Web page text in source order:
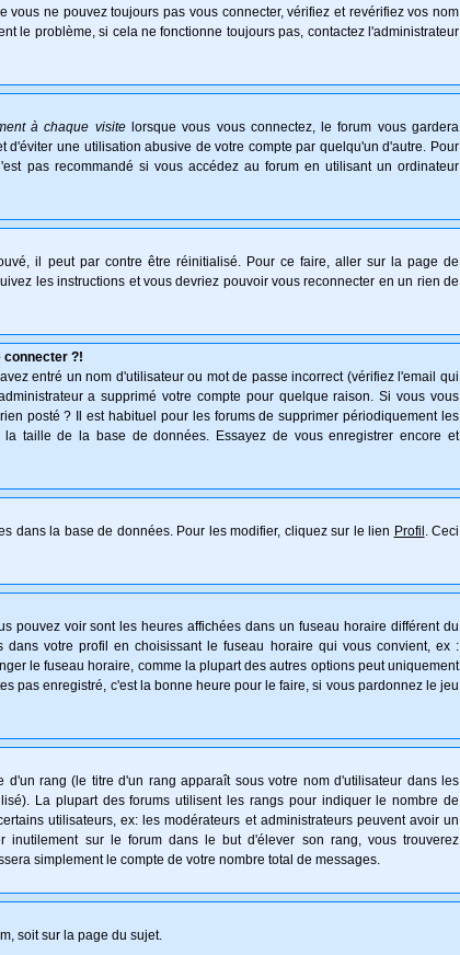
ne pouvez toujours pas vous connecter, vérifiez et revérifiez vos nom
le problème, si cela ne fonctionne toujours pas, contactez l'administrateur
à chaque visitelorsque vous vous connectez, le forum vous gardera
une utilisation abusive de votre compte par quelqu'un d'autre. Pour
pas recommandé si vous accédez au forum en utilisant un ordinateur
il peut par contre être réinitialisé. Pour ce faire, aller sur la page de
les instructions et vous devriez pouvoir vous reconnecter en un rien de
connecter ?!
entré un nom d'utilisateur ou mot de passe incorrect (vérifiez l'email qui
a supprimé votre compte pour quelque raison. Si vous vous
posté ? Il est habituel pour les forums de supprimer périodiquement les
taille de la base de données. Essayez de vous enregistrer encore et
dans la base de données. Pour les modifier, cliquez sur le lien Profil . Ceci
pouvez voir sont les heures affichées dans un fuseau horaire différent du
votre profil en choisissant le fuseau horaire qui vous convient, ex :
le fuseau horaire, comme la plupart des autres options peut uniquement
pas enregistré, c'est la bonne heure pour le faire, si vous pardonnez le jeu
rang (le titre d'un rang apparaît sous votre nom d'utilisateur dans les
La plupart des forums utilisent les rangs pour indiquer le nombre de
utilisateurs, ex: les modérateurs et administrateurs peuvent avoir un
sur le forum dans le but d'élever son rang, vous trouverez
simplement le compte de votre nombre total de messages.
soit sur la page du sujet.